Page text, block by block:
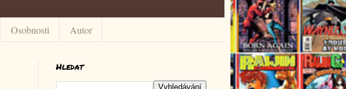
Osobnosti Autor
Hledat